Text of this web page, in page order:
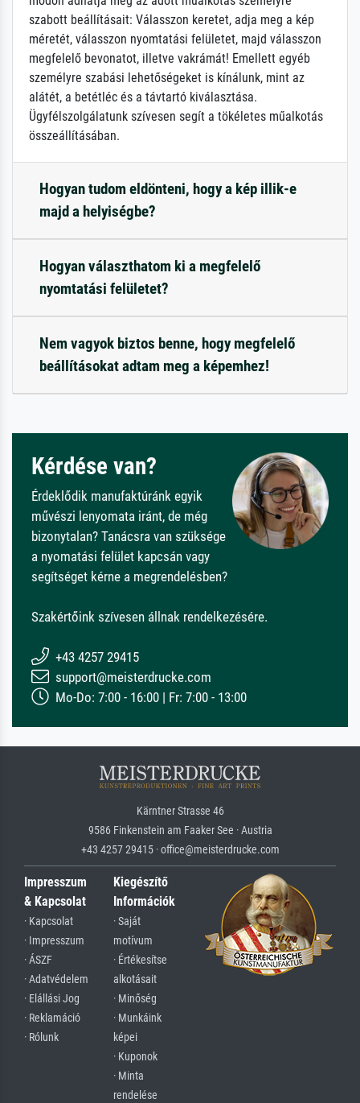
szabott beállításait: Válasszon keretet, adja meg a kép
méretét, válasszon nyomtatási felületet, majd válasszon
megfelelő bevonatot, illetve vakrámát! Emellett egyéb
személyre szabási lehetőségeket is kínálunk, mint az
alátét, a betétléc és a távtartó kiválasztása.
Ügyfélszolgálatunk szívesen segít a tökéletes műalkotás
összeállításában.
Hogyan tudom eldönteni, hogy a kép illik-e
majd a helyiségbe?
Hogyan választhatom ki a megfelelő
nyomtatási felületet?
Nem vagyok biztos benne, hogy megfelelő
beállításokat adtam meg a képemhez!
Kérdése van?
Érdeklődik manufaktúránk egyik
művészi lenyomata iránt, de még
bizonytalan? Tanácsra van szüksége
a nyomatási felület kapcsán vagy
segítséget kérne a megrendelésben?
Szakértőink szívesen állnak rendelkezésére.
+43 4257 29415
support@meisterdrucke.com
Mo-Do: 7:00 - 16:00 | Fr: 7:00 - 13:00
Kärntner Strasse 46
9586 Finkenstein am Faaker See · Austria
+43 4257 29415 · office@meisterdrucke.com
Impresszum
& Kapcsolat
· Kapcsolat
· Impresszum
· ÁSZF
· Adatvédelem
· Elállási Jog
· Reklamáció
· Rólunk
Kiegészítő
Információk
· Saját
motívum
· Értékesítse
alkotásait
· Minőség
· Munkáink
képei
· Kuponok
· Minta
rendelése